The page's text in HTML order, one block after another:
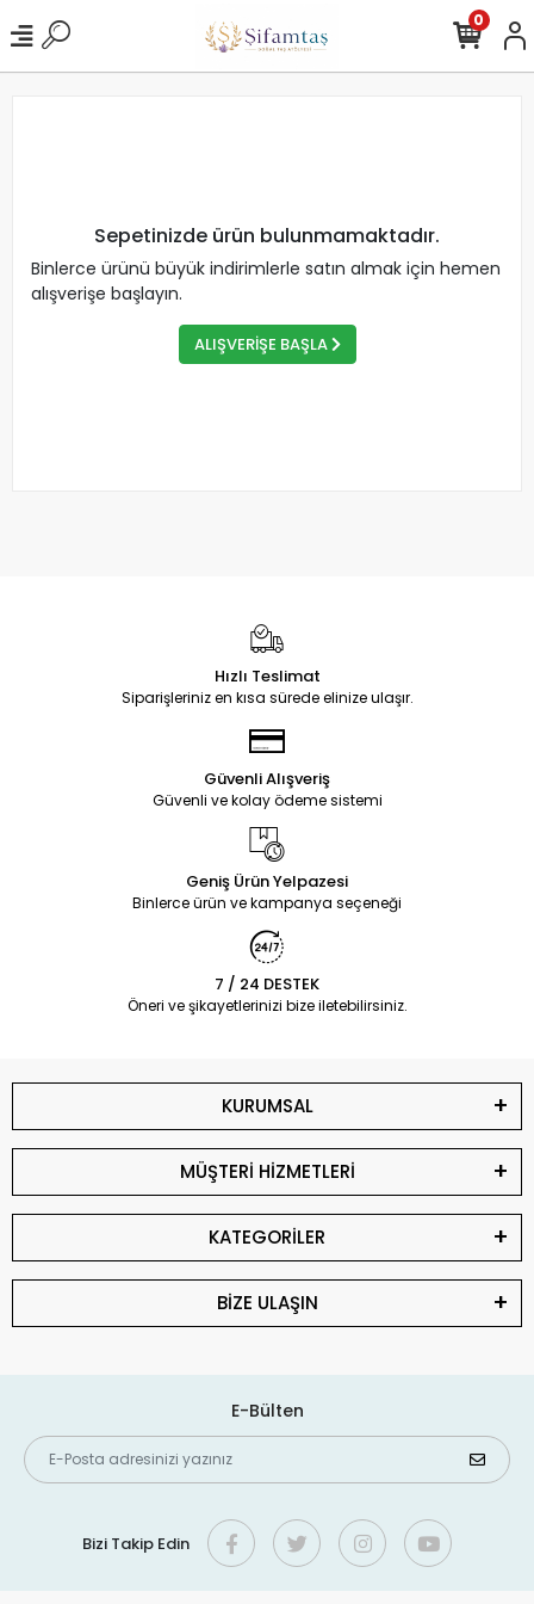
0
Sepetinizde ürün bulunmamaktadır.
Binlerce ürünü büyük indirimlerle satın almak için hemen
alışverişe başlayın.
ALIŞVERİŞE BAŞLA
Hızlı Teslimat
Siparişleriniz en kısa sürede elinize ulaşır.
Güvenli Alışveriş
Güvenli ve kolay ödeme sistemi
Geniş Ürün Yelpazesi
Binlerce ürün ve kampanya seçeneği
7 / 24 DESTEK
Öneri ve şikayetlerinizi bize iletebilirsiniz.
KURUMSAL
MÜŞTERİ HİZMETLERİ
KATEGORİLER
BİZE ULAŞIN
E-Bülten
Bizi Takip Edin